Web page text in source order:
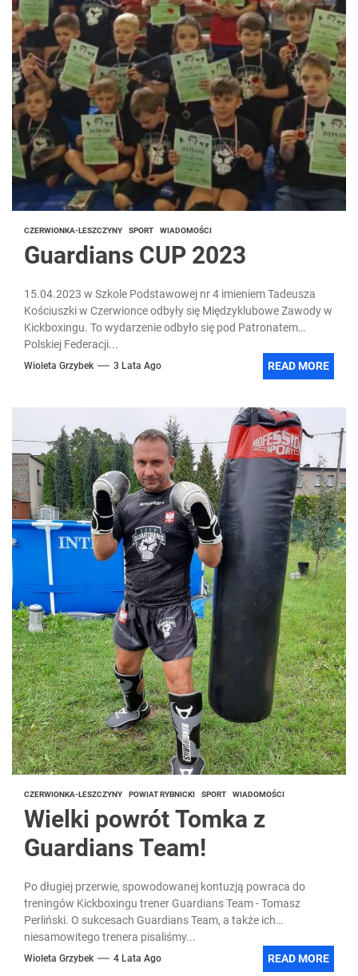
CZERWIONKA-LESZCZYNY SPORT WIADOMOŚCI
Guardians CUP 2023
15.04.2023 w Szkole Podstawowej nr 4 imieniem Tadeusza
Kościuszki w Czerwionce odbyły się Międzyklubowe Zawody w
Kickboxingu. To wydarzenie odbyło się pod Patronatem
Polskiej Federacji...
Wioleta Grzybek 3 Lata Ago READ MORE
CZERWIONKA-LESZCZYNY POWIAT RYBNICKI SPORT WIADOMOŚCI
Wielki powrót Tomka z
Guardians Team!
Po długiej przerwie, spowodowanej kontuzją powraca do
treningów Kickboxingu trener Guardians Team - Tomasz
Perliński. O sukcesach Guardians Team, a także ich
niesamowitego trenera pisaliśmy...
Wioleta Grzybek 4 Lata Ago READ MORE